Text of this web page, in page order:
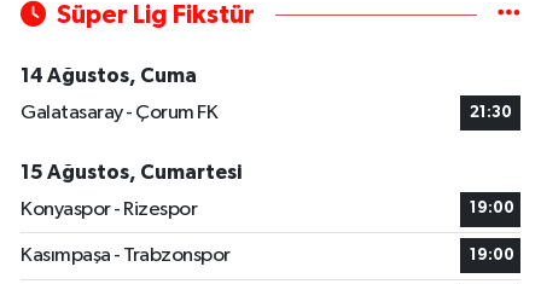
Süper Lig Fikstür
14 Ağustos, Cuma
Galatasaray - Çorum FK
21:30
15 Ağustos, Cumartesi
Konyaspor - Rizespor
19:00
Kasımpaşa - Trabzonspor 19:00